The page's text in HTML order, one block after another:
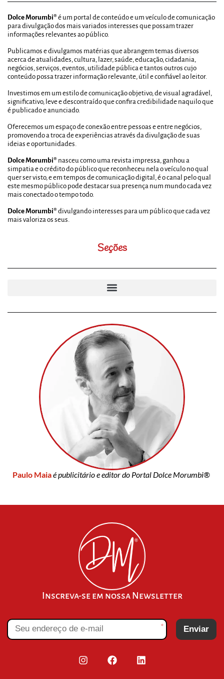
Dolce Morumbi® é um portal de conteúdo e um veículo de comunicação
para divulgação dos mais variados interesses que possam trazer
informações relevantes ao público.
Publicamos e divulgamos matérias que abrangem temas diversos
acerca de atualidades, cultura, lazer, saúde, educação, cidadania,
negócios, serviços, eventos, utilidade pública e tantos outros cujo
conteúdo possa trazer informação relevante, útil e confiável ao leitor.
Investimos em um estilo de comunicação objetivo, de visual agradável,
significativo, leve e descontraído que confira credibilidade naquilo que
é publicado e anunciado.
Oferecemos um espaço de conexão entre pessoas e entre negócios,
promovendo a troca de experiências através da divulgação de suas
ideias e oportunidades.
Dolce Morumbi® nasceu como uma revista impressa, ganhou a
simpatia e o crédito do público que reconheceu nela o veículo no qual
quer ser visto, e em tempos de comunicação digital, é o canal pelo qual
este mesmo público pode destacar sua presença num mundo cada vez
mais conectado o tempo todo.
Dolce Morumbi® divulgando interesses para um público que cada vez
mais valoriza os seus.
Seções
Paulo Maiaé publicitário e editor do Portal Dolce Morumbi®
Inscreva-se em nossa Newsletter
* Enviar